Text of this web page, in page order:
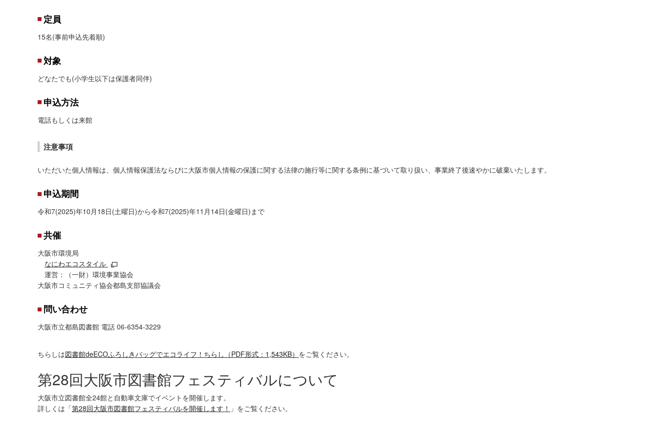
定員
15名(事前申込先着順)
対象
どなたでも(小学生以下は保護者同伴)
申込方法
電話もしくは来館
注意事項
いただいた個人情報は、個人情報保護法ならびに大阪市個人情報の保護に関する法律の施行等に関する条例に基づいて取り扱い、事業終了後速やかに破棄いたします。
申込期間
令和7(2025)年10月18日(土曜日)から令和7(2025)年11月14日(金曜日)まで
共催
大阪市環境局
なにわエコスタイル
運営：（一財）環境事業協会
大阪市コミュニティ協会都島支部協議会
問い合わせ
大阪市立都島図書館 電話 06-6354-3229
ちらしは図書館deECOふろしきバッグでエコライフ！ちらし（PDF形式：1,543KB） をご覧ください。
第28回大阪市図書館フェスティバルについて
大阪市立図書館全24館と自動車文庫でイベントを開催します。
詳しくは「第28回大阪市図書館フェスティバルを開催します！ 」をご覧ください。